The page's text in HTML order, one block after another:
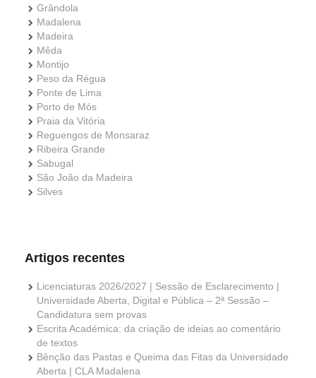
Grândola
Madalena
Madeira
Mêda
Montijo
Peso da Régua
Ponte de Lima
Porto de Mós
Praia da Vitória
Reguengos de Monsaraz
Ribeira Grande
Sabugal
São João da Madeira
Silves
Artigos recentes
Licenciaturas 2026/2027 | Sessão de Esclarecimento |
Universidade Aberta, Digital e Pública – 2ª Sessão –
Candidatura sem provas
Escrita Académica: da criação de ideias ao comentário
de textos
Bênção das Pastas e Queima das Fitas da Universidade
Aberta | CLA Madalena